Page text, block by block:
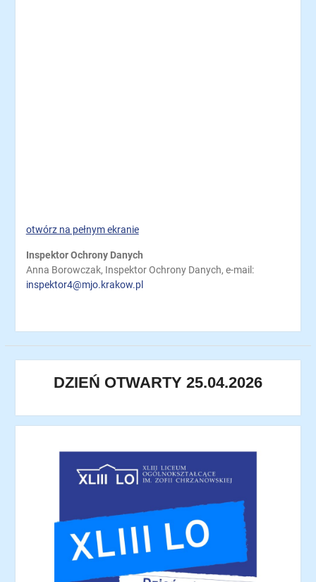
otwórz na pełnym ekranie
Inspektor Ochrony Danych
Anna Borowczak, Inspektor Ochrony Danych, e-mail:
inspektor4@mjo.krakow.pl
DZIEŃ OTWARTY 25.04.2026